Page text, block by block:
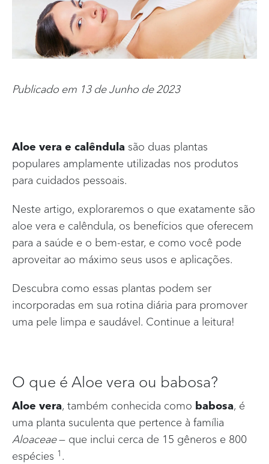
Início
Info menu
FAQ
Publicado em 13 de Junho de 2023
Aloe vera e calêndula são duas plantas
populares amplamente utilizadas nos produtos
para cuidados pessoais.
Neste artigo, exploraremos o que exatamente são
aloe vera e calêndula, os benefícios que oferecem
para a saúde e o bem-estar, e como você pode
aproveitar ao máximo seus usos e aplicações.
Descubra como essas plantas podem ser
incorporadas em sua rotina diária para promover
uma pele limpa e saudável. Continue a leitura!
O que é Aloe vera ou babosa?
Aloe vera, também conhecida como babosa, é
uma planta suculenta que pertence à família
Aloaceae— que inclui cerca de 15 gêneros e 800
espécies 1 .